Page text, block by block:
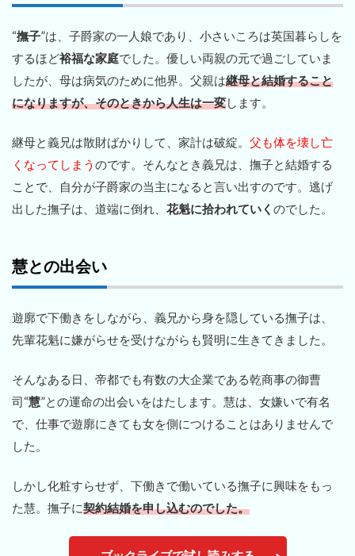
“撫子”は、子爵家の一人娘であり、小さいころは英国暮らしを
するほど裕福な家庭でした。優しい両親の元で過ごしていま
したが、母は病気のために他界。父親は継母と結婚すること
になりますが、そのときから人生は一変します。
継母と義兄は散財ばかりして、家計は破綻。 父も体を壊し亡
くなってしまう のです。そんなとき義兄は、撫子と結婚する
ことで、自分が子爵家の当主になると言い出すのです。逃げ
出した撫子は、道端に倒れ、 花魁に拾われていく のでした。
慧との出会い
遊廓で下働きをしながら、義兄から身を隠している撫子は、
先輩花魁に嫌がらせを受けながらも賢明に生きてきました。
そんなある日、帝都でも有数の大企業である乾商事の御曹
司“慧”との運命の出会いをはたします。慧は、女嫌いで有名
で、仕事で遊廓にきても女を側につけることはありませんで
した。
しかし化粧すらせず、下働きで働いている撫子に興味をもっ
た慧。撫子に契約結婚を申し込むのでした。